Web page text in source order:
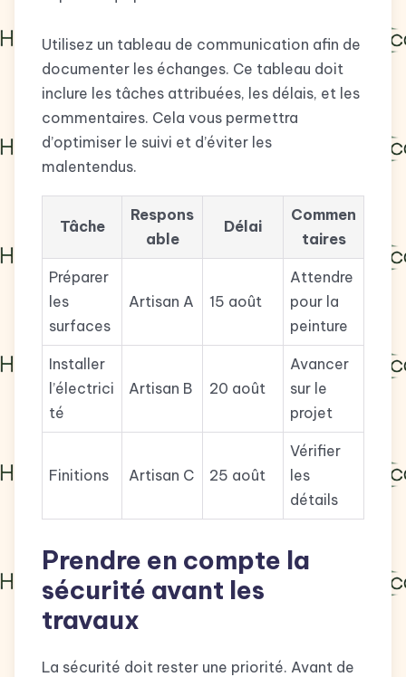
Utilisez un tableau de communication afin de
documenter les échanges. Ce tableau doit
inclure les tâches attribuées, les délais, et les
commentaires. Cela vous permettra
d’optimiser le suivi et d’éviter les
malentendus.
Tâche
Respons
able
Délai
Commen
taires
Préparer
les
surfaces
Artisan A 15 août
Attendre
pour la
peinture
Installer
l’électrici
té
Artisan B 20 août
Avancer
sur le
projet
Finitions Artisan C 25 août
Vérifier
les
détails
Prendre en compte la
sécurité avant les
travaux
La sécurité doit rester une priorité. Avant de